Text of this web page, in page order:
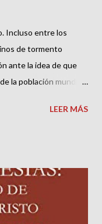
Incluso entre los
de tormento
ante la idea de que
la población mundial
posibilidad de la
LEER MÁS